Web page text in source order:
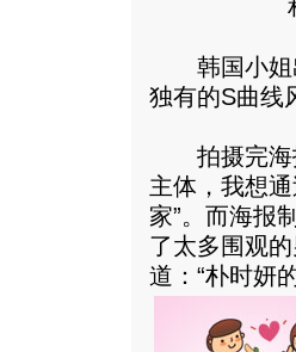
韩国小姐出
独有的S曲线
拍摄完海报
主体，我想
家”。而海报
了太多围观
道：“朴时妍